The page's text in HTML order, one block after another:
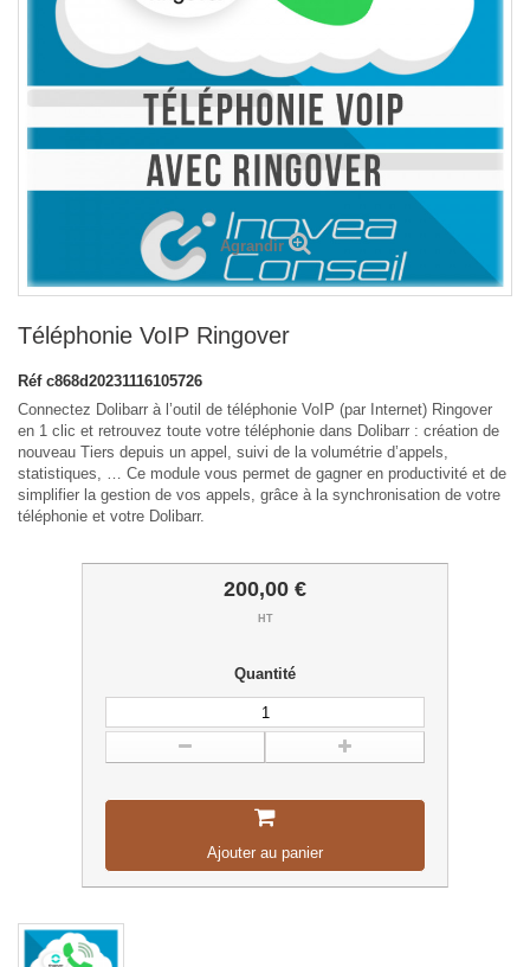
Agrandir
Téléphonie VoIP Ringover
Réf c868d20231116105726
Connectez Dolibarr à l’outil de téléphonie VoIP (par Internet) Ringover
en 1 clic et retrouvez toute votre téléphonie dans Dolibarr : création de
nouveau Tiers depuis un appel, suivi de la volumétrie d’appels,
statistiques, … Ce module vous permet de gagner en productivité et de
simplifier la gestion de vos appels, grâce à la synchronisation de votre
téléphonie et votre Dolibarr.
200,00 €
HT
Quantité
Ajouter au panier